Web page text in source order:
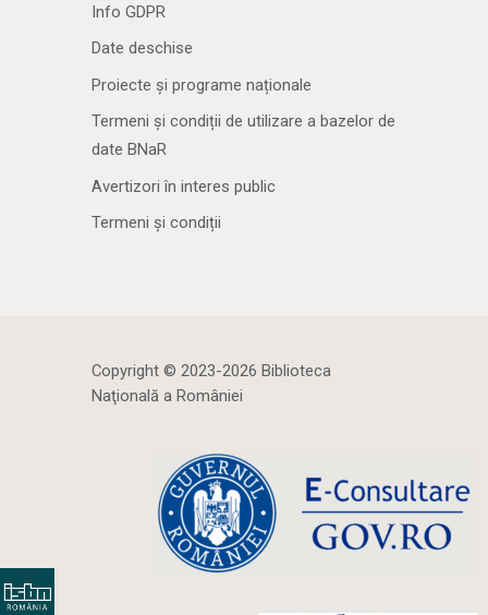
Info GDPR
Date deschise
Proiecte și programe naționale
Termeni și condiții de utilizare a bazelor de
date BNaR
Avertizori în interes public
Termeni și condiții
Copyright © 2023-2026 Biblioteca
Naţională a României